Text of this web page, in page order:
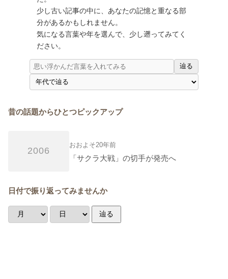
少し古い記事の中に、あなたの記憶と重なる部
分があるかもしれません。
気になる言葉や年を選んで、少し遡ってみてく
ださい。
辿る
昔の話題からひとつピックアップ
2006
おおよそ20年前
「サクラ大戦」の切手が発売へ
日付で振り返ってみませんか
辿る